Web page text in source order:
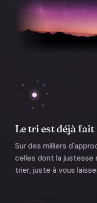
Le tri est déjà fait
Sur des milliers
celles dont la justesse
trier, juste à vous